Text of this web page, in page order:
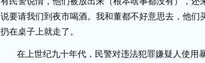
说要请我们到夜市喝酒。我和董都不好意思去，他们
扔在桌子上就走了。
在上世纪九十年代，民警对违法犯罪嫌疑人使用